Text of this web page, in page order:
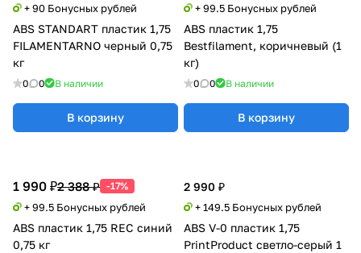
+ 90 Бонусных рублей
ABS STANDART пластик 1,75
FILAMENTARNO черный 0,75
кг
0 0 В наличии
В корзину
+ 99.5 Бонусных рублей
ABS пластик 1,75
Bestfilament, коричневый (1
кг)
0 0 В наличии
В корзину
1 990 ₽2 388 ₽ -17%
+ 99.5 Бонусных рублей
ABS пластик 1,75 REC синий
0,75 кг
2 990 ₽
+ 149.5 Бонусных рублей
ABS V-0 пластик 1,75
PrintProduct светло-серый 1